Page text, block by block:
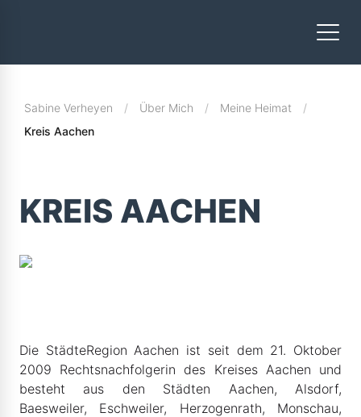
Sabine Verheyen Über Mich
Meine Heimat
Kreis Aachen
KREIS AACHEN
Die StädteRegion Aachen ist seit dem 21. Oktober
2009 Rechtsnachfolgerin des Kreises Aachen und
besteht aus den Städten Aachen, Alsdorf,
Baesweiler, Eschweiler, Herzogenrath, Monschau,